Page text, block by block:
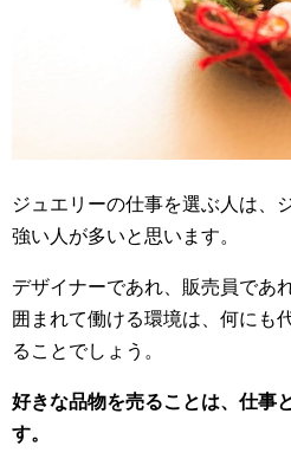
ジュエリーの仕事を選ぶ人は、
強い人が多いと思います。
デザイナーであれ、販売員であ
囲まれて働ける環境は、何にも
ることでしょう。
好きな品物を売ることは、仕事
す。